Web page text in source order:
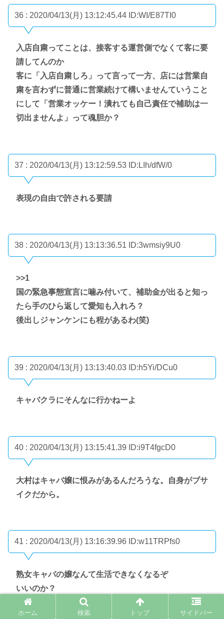
36 : 2020/04/13(月) 13:12:45.44 ID:WI/E87TI0
入店自粛ってことは、接客する運営側でなくて客に要
請してんのか
客に「入店自粛しろ」って言って一方、店には営業自
粛を言わずに普通に営業続けて構いませんていうこと
にして「営業オッケー！潰れても自己責任で補助は一
切出ませんよ」って魂胆か？
37 : 2020/04/13(月) 13:12:59.53 ID:LIh/dfW/0
表現の自由で許される要請
38 : 2020/04/13(月) 13:13:36.51 ID:3wmsiy9U0
>>1
国の緊急事態宣言に噛み付いて、補助金が出ると知っ
たら手のひら返して愛知も入れろ？
後出しジャンケンにも程があるわ(笑)
39 : 2020/04/13(月) 13:13:40.03 ID:h5Yi/DCu0
キャバクラにそんなに行かねーよ
40 : 2020/04/13(月) 13:15:41.39 ID:i9T4fgcD0
大村はキャバ嬢に恨みがあるんだろうな。自身がブサ
イクだから。
41 : 2020/04/13(月) 13:16:39.96 ID:w11TRPfs0
熟女キャバの嬢なんて生活できなくなるぞ
いいのか？
ホーム 検索 トップ サイドバー